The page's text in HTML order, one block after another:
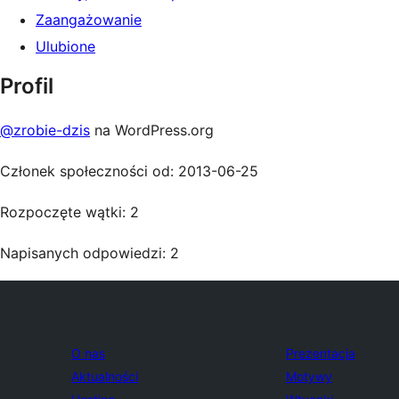
Zaangażowanie
Ulubione
Profil
@zrobie-dzis na WordPress.org
Członek społeczności od: 2013-06-25
Rozpoczęte wątki: 2
Napisanych odpowiedzi: 2
O nas
Aktualności
Prezentacja
Motywy